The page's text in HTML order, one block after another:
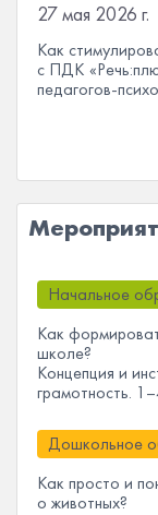
27 мая 2026 г.
Как
с ПДК
педагогов-
Начальное
Как
школе?
Концепция и
грамотность.
Дошкольное
Как просто и
о животных?